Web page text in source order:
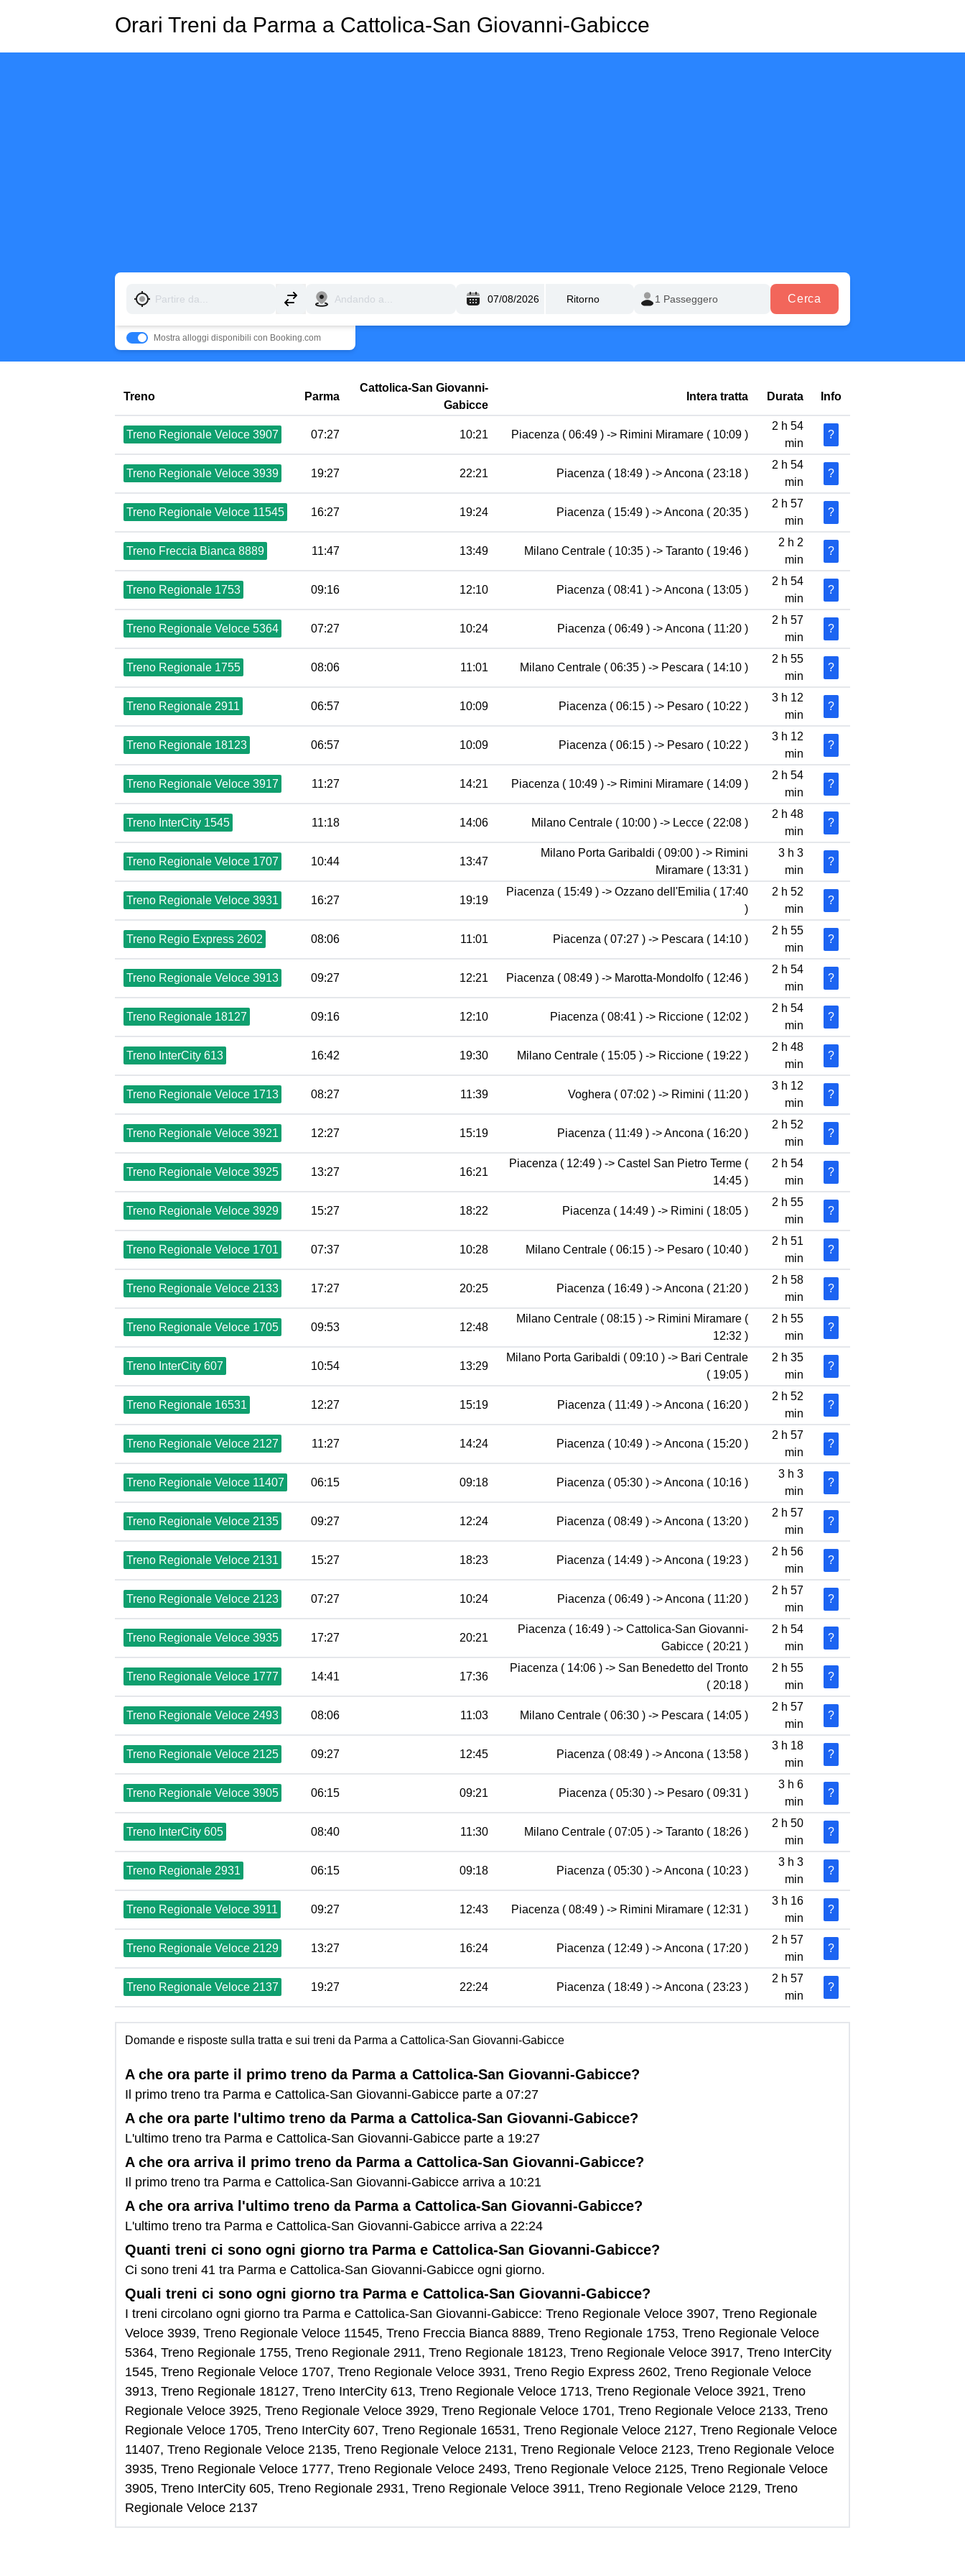
Orari Treni da Parma a Cattolica-San Giovanni-Gabicce
Cerca
Mostra alloggi disponibili con Booking.com
Treno Parma
Cattolica-San Giovanni-
Gabicce
Intera tratta Durata Info
Treno Regionale Veloce 3907 07:27 10:21 Piacenza ( 06:49 ) -> Rimini Miramare ( 10:09 )
2 h 54
min
?
Treno Regionale Veloce 3939 19:27 22:21 Piacenza ( 18:49 ) -> Ancona ( 23:18 )
2 h 54
min
?
Treno Regionale Veloce 11545 16:27 19:24 Piacenza ( 15:49 ) -> Ancona ( 20:35 )
2 h 57
min
?
Treno Freccia Bianca 8889 11:47 13:49 Milano Centrale ( 10:35 ) -> Taranto ( 19:46 )
2 h 2
min
?
Treno Regionale 1753 09:16 12:10 Piacenza ( 08:41 ) -> Ancona ( 13:05 )
2 h 54
min
?
Treno Regionale Veloce 5364 07:27 10:24 Piacenza ( 06:49 ) -> Ancona ( 11:20 )
2 h 57
min
?
Treno Regionale 1755 08:06 11:01 Milano Centrale ( 06:35 ) -> Pescara ( 14:10 )
2 h 55
min
?
Treno Regionale 2911 06:57 10:09 Piacenza ( 06:15 ) -> Pesaro ( 10:22 )
3 h 12
min
?
Treno Regionale 18123 06:57 10:09 Piacenza ( 06:15 ) -> Pesaro ( 10:22 )
3 h 12
min
?
Treno Regionale Veloce 3917 11:27 14:21 Piacenza ( 10:49 ) -> Rimini Miramare ( 14:09 )
2 h 54
min
?
Treno InterCity 1545 11:18 14:06 Milano Centrale ( 10:00 ) -> Lecce ( 22:08 )
2 h 48
min
?
Treno Regionale Veloce 1707 10:44 13:47
Milano Porta Garibaldi ( 09:00 ) -> Rimini
Miramare ( 13:31 )
3 h 3
min
?
Treno Regionale Veloce 3931 16:27 19:19
Piacenza ( 15:49 ) -> Ozzano dell'Emilia ( 17:40
)
2 h 52
min
?
Treno Regio Express 2602 08:06 11:01 Piacenza ( 07:27 ) -> Pescara ( 14:10 )
2 h 55
min
?
Treno Regionale Veloce 3913 09:27 12:21 Piacenza ( 08:49 ) -> Marotta-Mondolfo ( 12:46 )
2 h 54
min
?
Treno Regionale 18127 09:16 12:10 Piacenza ( 08:41 ) -> Riccione ( 12:02 )
2 h 54
min
?
Treno InterCity 613 16:42 19:30 Milano Centrale ( 15:05 ) -> Riccione ( 19:22 )
2 h 48
min
?
Treno Regionale Veloce 1713 08:27 11:39 Voghera ( 07:02 ) -> Rimini ( 11:20 )
3 h 12
min
?
Treno Regionale Veloce 3921 12:27 15:19 Piacenza ( 11:49 ) -> Ancona ( 16:20 )
2 h 52
min
?
Treno Regionale Veloce 3925 13:27 16:21
Piacenza ( 12:49 ) -> Castel San Pietro Terme (
14:45 )
2 h 54
min
?
Treno Regionale Veloce 3929 15:27 18:22 Piacenza ( 14:49 ) -> Rimini ( 18:05 )
2 h 55
min
?
Treno Regionale Veloce 1701 07:37 10:28 Milano Centrale ( 06:15 ) -> Pesaro ( 10:40 )
2 h 51
min
?
Treno Regionale Veloce 2133 17:27 20:25 Piacenza ( 16:49 ) -> Ancona ( 21:20 )
2 h 58
min
?
Treno Regionale Veloce 1705 09:53 12:48
Milano Centrale ( 08:15 ) -> Rimini Miramare (
12:32 )
2 h 55
min
?
Treno InterCity 607 10:54 13:29
Milano Porta Garibaldi ( 09:10 ) -> Bari Centrale
( 19:05 )
2 h 35
min
?
Treno Regionale 16531 12:27 15:19 Piacenza ( 11:49 ) -> Ancona ( 16:20 )
2 h 52
min
?
Treno Regionale Veloce 2127 11:27 14:24 Piacenza ( 10:49 ) -> Ancona ( 15:20 )
2 h 57
min
?
Treno Regionale Veloce 11407 06:15 09:18 Piacenza ( 05:30 ) -> Ancona ( 10:16 )
3 h 3
min
?
Treno Regionale Veloce 2135 09:27 12:24 Piacenza ( 08:49 ) -> Ancona ( 13:20 )
2 h 57
min
?
Treno Regionale Veloce 2131 15:27 18:23 Piacenza ( 14:49 ) -> Ancona ( 19:23 )
2 h 56
min
?
Treno Regionale Veloce 2123 07:27 10:24 Piacenza ( 06:49 ) -> Ancona ( 11:20 )
2 h 57
min
?
Treno Regionale Veloce 3935 17:27 20:21
Piacenza ( 16:49 ) -> Cattolica-San Giovanni-
Gabicce ( 20:21 )
2 h 54
min
?
Treno Regionale Veloce 1777 14:41 17:36
Piacenza ( 14:06 ) -> San Benedetto del Tronto
( 20:18 )
2 h 55
min
?
Treno Regionale Veloce 2493 08:06 11:03 Milano Centrale ( 06:30 ) -> Pescara ( 14:05 )
2 h 57
min
?
Treno Regionale Veloce 2125 09:27 12:45 Piacenza ( 08:49 ) -> Ancona ( 13:58 )
3 h 18
min
?
Treno Regionale Veloce 3905 06:15 09:21 Piacenza ( 05:30 ) -> Pesaro ( 09:31 )
3 h 6
min
?
Treno InterCity 605 08:40 11:30 Milano Centrale ( 07:05 ) -> Taranto ( 18:26 )
2 h 50
min
?
Treno Regionale 2931 06:15 09:18 Piacenza ( 05:30 ) -> Ancona ( 10:23 )
3 h 3
min
?
Treno Regionale Veloce 3911 09:27 12:43 Piacenza ( 08:49 ) -> Rimini Miramare ( 12:31 )
3 h 16
min
?
Treno Regionale Veloce 2129 13:27 16:24 Piacenza ( 12:49 ) -> Ancona ( 17:20 )
2 h 57
min
?
Treno Regionale Veloce 2137 19:27 22:24 Piacenza ( 18:49 ) -> Ancona ( 23:23 )
2 h 57
min
?
Domande e risposte sulla tratta e sui treni da Parma a Cattolica-San Giovanni-Gabicce
A che ora parte il primo treno da Parma a Cattolica-San Giovanni-Gabicce?
Il primo treno tra Parma e Cattolica-San Giovanni-Gabicce parte a 07:27
A che ora parte l'ultimo treno da Parma a Cattolica-San Giovanni-Gabicce?
L'ultimo treno tra Parma e Cattolica-San Giovanni-Gabicce parte a 19:27
A che ora arriva il primo treno da Parma a Cattolica-San Giovanni-Gabicce?
Il primo treno tra Parma e Cattolica-San Giovanni-Gabicce arriva a 10:21
A che ora arriva l'ultimo treno da Parma a Cattolica-San Giovanni-Gabicce?
L'ultimo treno tra Parma e Cattolica-San Giovanni-Gabicce arriva a 22:24
Quanti treni ci sono ogni giorno tra Parma e Cattolica-San Giovanni-Gabicce?
Ci sono treni 41 tra Parma e Cattolica-San Giovanni-Gabicce ogni giorno.
Quali treni ci sono ogni giorno tra Parma e Cattolica-San Giovanni-Gabicce?
I treni circolano ogni giorno tra Parma e Cattolica-San Giovanni-Gabicce: Treno Regionale Veloce 3907, Treno Regionale
Veloce 3939, Treno Regionale Veloce 11545, Treno Freccia Bianca 8889, Treno Regionale 1753, Treno Regionale Veloce
5364, Treno Regionale 1755, Treno Regionale 2911, Treno Regionale 18123, Treno Regionale Veloce 3917, Treno InterCity
1545, Treno Regionale Veloce 1707, Treno Regionale Veloce 3931, Treno Regio Express 2602, Treno Regionale Veloce
3913, Treno Regionale 18127, Treno InterCity 613, Treno Regionale Veloce 1713, Treno Regionale Veloce 3921, Treno
Regionale Veloce 3925, Treno Regionale Veloce 3929, Treno Regionale Veloce 1701, Treno Regionale Veloce 2133, Treno
Regionale Veloce 1705, Treno InterCity 607, Treno Regionale 16531, Treno Regionale Veloce 2127, Treno Regionale Veloce
11407, Treno Regionale Veloce 2135, Treno Regionale Veloce 2131, Treno Regionale Veloce 2123, Treno Regionale Veloce
3935, Treno Regionale Veloce 1777, Treno Regionale Veloce 2493, Treno Regionale Veloce 2125, Treno Regionale Veloce
3905, Treno InterCity 605, Treno Regionale 2931, Treno Regionale Veloce 3911, Treno Regionale Veloce 2129, Treno
Regionale Veloce 2137